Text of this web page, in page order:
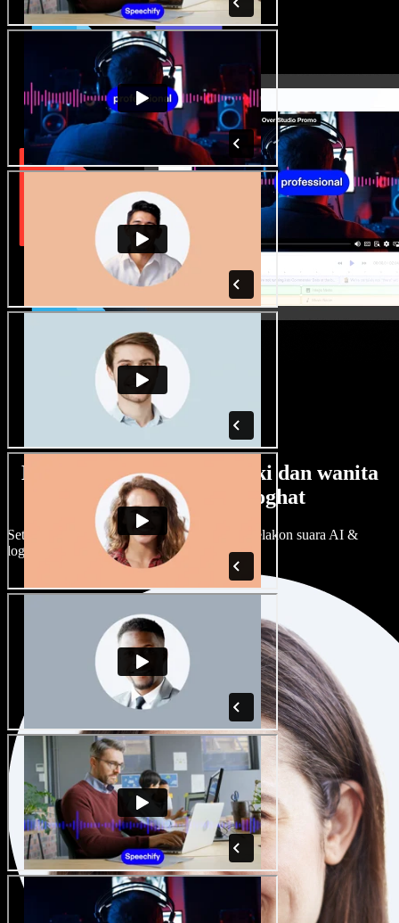
Banyak pilihan suara lelaki dan wanita
dengan pelbagai loghat
Setiap projek boleh jadi unik. Pilih ratusan pelakon suara AI &
loghat, laraskan ikut cita rasa anda.